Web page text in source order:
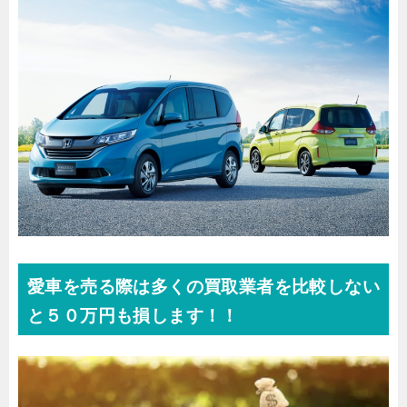
愛車を売る際は多くの買取業者を比較しない
と５０万円も損します！！